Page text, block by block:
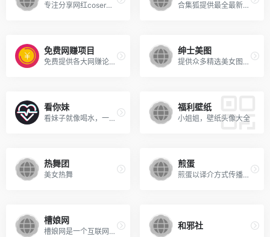
专注分享网红coser图包合集以及asmr音声资源 合集狐提供最全最新的美女写真套图精品资源全集，是绅士收藏的必备佳站。
免费网赚项目
免费提供各大网赚论坛VIP网赚...
绅士美图
提供众多精选美女图片,有性感美女写真,cosplay美女，二次元美女，acg动漫，美女写真打包下载，胸大的美女,美女人体艺术，等等各种原图高清的美女图集应有尽有。
看你妹
看妹子就像喝水，一天都不能少！
福利壁纸
小姐姐，壁纸头像大全
热舞团
美女热舞
煎蛋
煎蛋以译介方式传播网络新鲜资讯
槽娘网
槽娘网是一个互联网内容的资源分享平台，每天分享精美图片，热门游戏，实用网址，搞笑段子，热点资讯。
和邪社